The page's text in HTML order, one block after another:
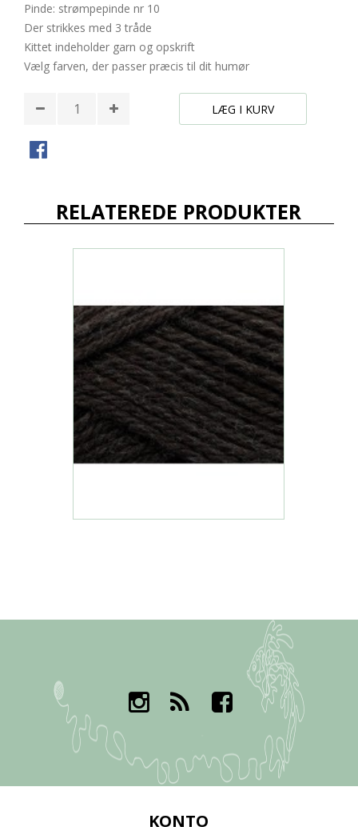
Pinde: strømpepinde nr 10
Der strikkes med 3 tråde
Kittet indeholder garn og opskrift
Vælg farven, der passer præcis til dit humør
LÆG I KURV
RELATEREDE PRODUKTER
KONTO